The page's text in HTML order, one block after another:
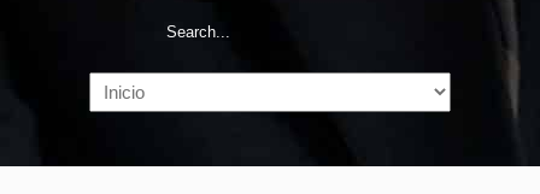
Navigation